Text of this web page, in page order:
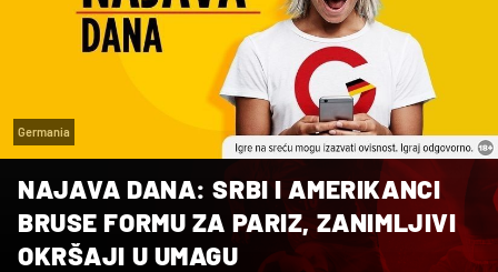
Germania
NAJAVA DANA: SRBI I AMERIKANCI
BRUSE FORMU ZA PARIZ, ZANIMLJIVI
OKRŠAJI U UMAGU